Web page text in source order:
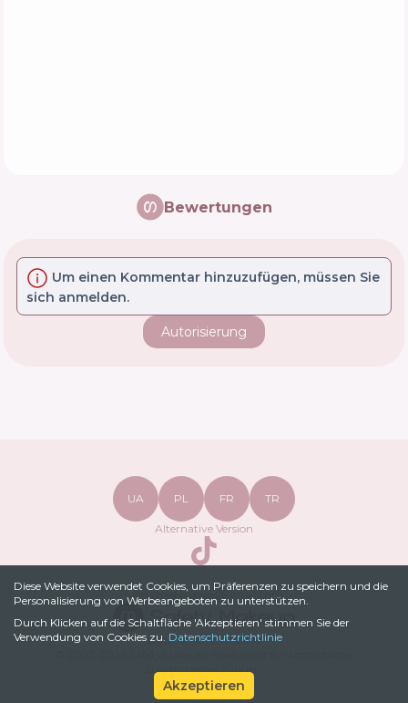
Diese Website verwendet Cookies, um Präferenzen zu speichern und die
Personalisierung von Werbeangeboten zu unterstützen.
Durch Klicken auf die Schaltfläche 'Akzeptieren' stimmen Sie der
Verwendung von Cookies zu. Datenschutzrichtlinie
Akzeptieren
Bewertungen
Um einen Kommentar hinzuzufügen, müssen Sie
sich anmelden.
Autorisierung
Datenschutzrichtlinie
Zusammensetzungen
UA PL FR TR
Alternative Version
TikTok
safetymakeupua@gmail.com